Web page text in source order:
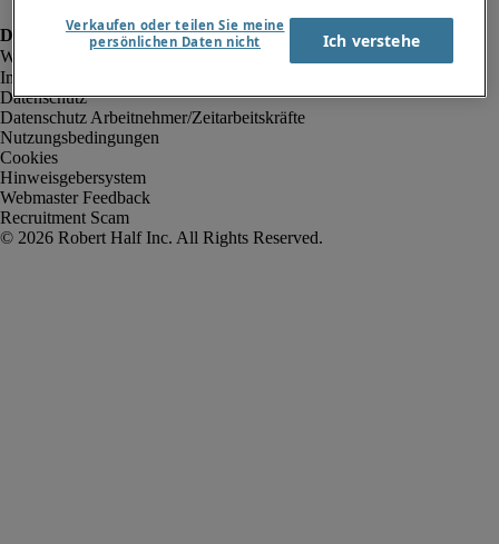
Impressum
Datenschutz
Datenschutz Arbeitnehmer/Zeitarbeitskräfte
Nutzungsbedingungen
Cookies
Hinweisgebersystem
Webmaster Feedback
Recruitment Scam
Verkaufen oder teilen Sie meine
persönlichen Daten nicht
Ich verstehe